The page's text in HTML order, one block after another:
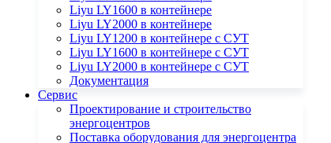
Liyu LY1600 в контейнере
Liyu LY2000 в контейнере
Liyu LY1200 в контейнере с СУТ
Liyu LY1600 в контейнере с СУТ
Liyu LY2000 в контейнере с СУТ
Документация
Сервис
Проектирование и строительство
энергоцентров
Поставка оборудования для энергоцентра